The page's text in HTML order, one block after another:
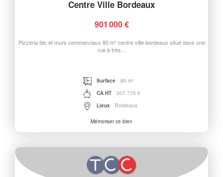
Centre Ville Bordeaux
901 000 €
Pizzéria fdc et murs commerciaux 80 m² centre ville bordeaux situé dans une
rue à très...
Surface
80 m²
CA HT
307 770 €
Lieux
Bordeaux
Mémoriser ce bien